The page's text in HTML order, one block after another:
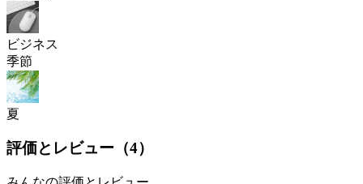
ビジネス
季節
夏
評価とレビュー（4）